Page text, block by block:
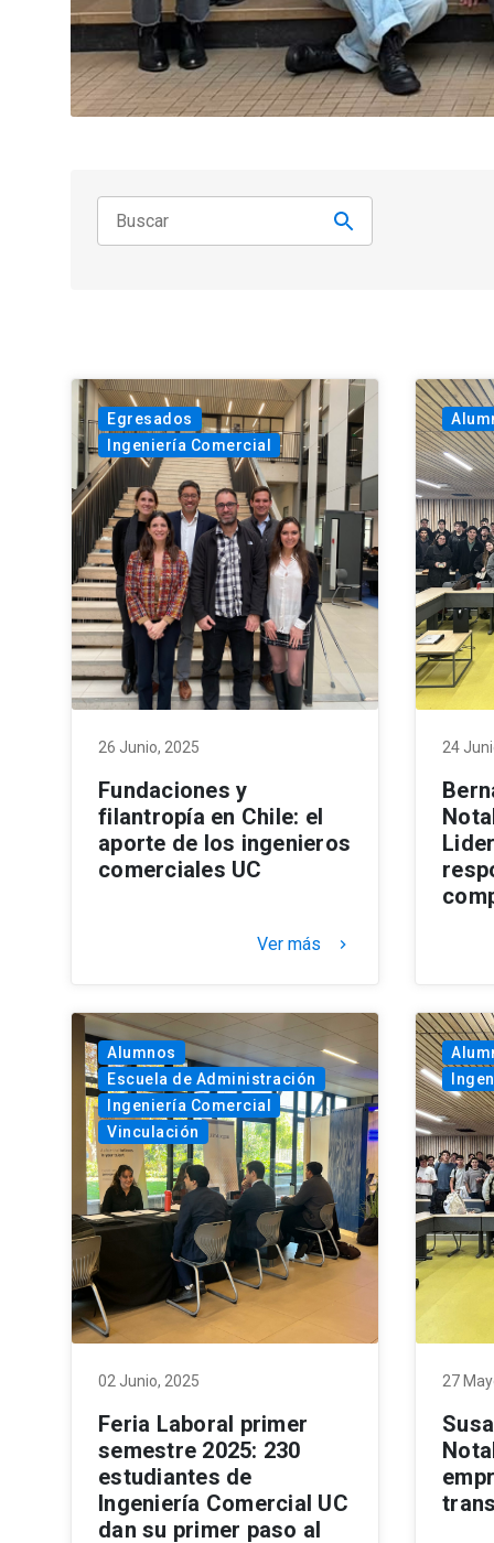
Egresados
Ingeniería Comercial
26 Junio, 2025
Fundaciones y
filantropía en Chile: el
aporte de los ingenieros
comerciales UC
Ver más keyboard_arrow_right
24
Alumnos
Escuela de Administración
Ingeniería Comercial
Vinculación
02 Junio, 2025
Feria Laboral primer
semestre 2025: 230
estudiantes de
Ingeniería Comercial UC
dan su primer paso al
27